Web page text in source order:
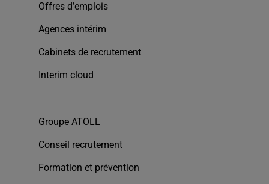
Offres d’emplois
Agences intérim
Cabinets de recrutement
Interim cloud
Groupe ATOLL
Conseil recrutement
Formation et prévention